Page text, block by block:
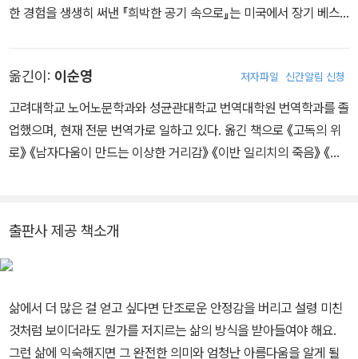
한 경험을 생생히 써낸 『희박한 공기 속으로』는 미국에서 장기 베스
《내셔널 지오그래픽》, 《롤링 스톤즈》, 《아웃사이드》 등의 잡지에 글
을 기고했으며, 『그들은 왜 오늘도 산과 싸우는가』, 『야생 속으로』,
『미줄라』 등을 펴내며 극한의 자연과 마주한 인간의 한계, 그리고 현
대 사회의 어두운 단면을 예리하게 포착하는 논픽션 작가로 활동하고
옮긴이: 이순영 저자파일 신간알림 신청
고려대학교 노어노문학과와 성균관대학교 번역대학원 번역학과를 졸
업했으며, 현재 전문 번역가로 일하고 있다. 옮긴 책으로 《고독의 위
로》 《남자다움이 만드는 이상한 거리감》 《이반 일리치의 죽음》 《나
출판사 제공 책소개
삶에서 더 많은 걸 얻고 싶다면 단조로운 안정감을 버리고 설령 미친
것처럼 보이더라도 뭔가를 저지르는 삶의 방식을 받아들여야 해요.
그런 삶에 익숙해지면 그 완전한 의미와 엄청난 아름다움을 알게 될